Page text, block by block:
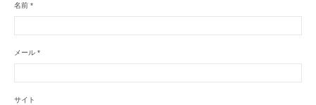
名前 *
メール *
サイト